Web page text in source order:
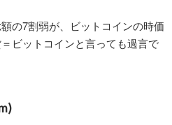
の7割弱が、ビットコインの時価
ビットコインと言っても過言で